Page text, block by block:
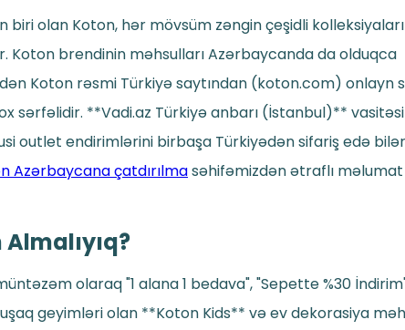
biri olan Koton, hər mövsüm zəngin çeşidli
Koton brendinin məhsulları Azərbaycanda da olduqca
Koton rəsmi Türkiyə saytından (koton.com) onlayn
sərfəlidir. **Vadi.az Türkiyə anbarı (İstanbul)**
outlet endirimlərini birbaşa Türkiyədən sifariş edə
Azərbaycana çatdırılmasəhifəmizdən ətraflı
olaraq "1 alana 1 bedava", "Sepette %30
geyimləri olan **Koton Kids** və ev dekorasiya